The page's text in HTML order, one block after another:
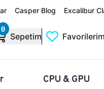
Casper Blog Excalibur
0
Sepetim Favorilerim
CPU & GPU